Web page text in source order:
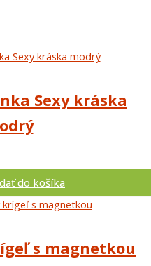
Sexy kráska
do košíka
s magnetkou